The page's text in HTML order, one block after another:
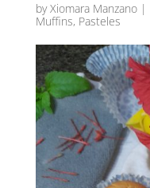
byXiomara Manzano|
Muffins, Pasteles